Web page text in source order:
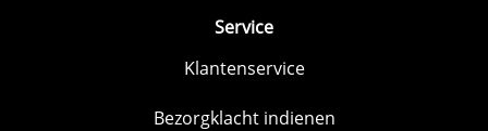
Service
Klantenservice
Bezorgklacht indienen